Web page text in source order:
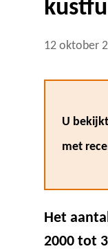
12 oktober
U
met
Het
2000 tot